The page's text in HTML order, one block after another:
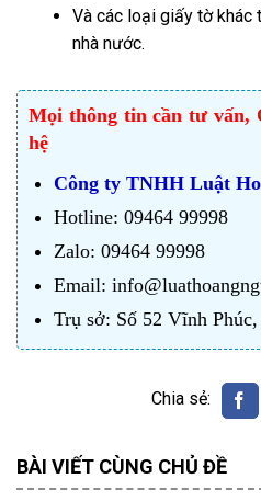
Và các loại giấy tờ khác
nhà nước.
Mọi thông tin cần tư vấn,
hệ
Công ty TNHH Luật
Hotline: 09464 99998
Zalo: 09464 99998
Email:
Trụ sở: Số 52 Vĩnh
BÀI VIẾT CÙNG CHỦ ĐỀ